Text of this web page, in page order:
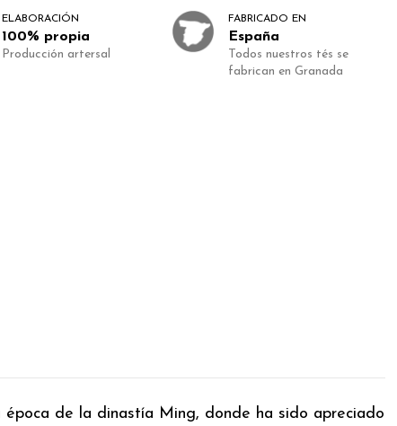
ELABORACIÓN
100% propia
Producción artersal
FABRICADO EN
España
Todos nuestros tés se
fabrican en Granada
de la dinastía Ming, donde ha sido apreciado